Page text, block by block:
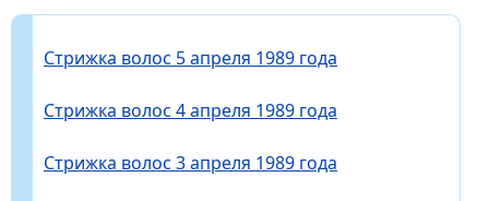
Стрижка волос 5 апреля 1989 года
Стрижка волос 4 апреля 1989 года
Стрижка волос 3 апреля 1989 года